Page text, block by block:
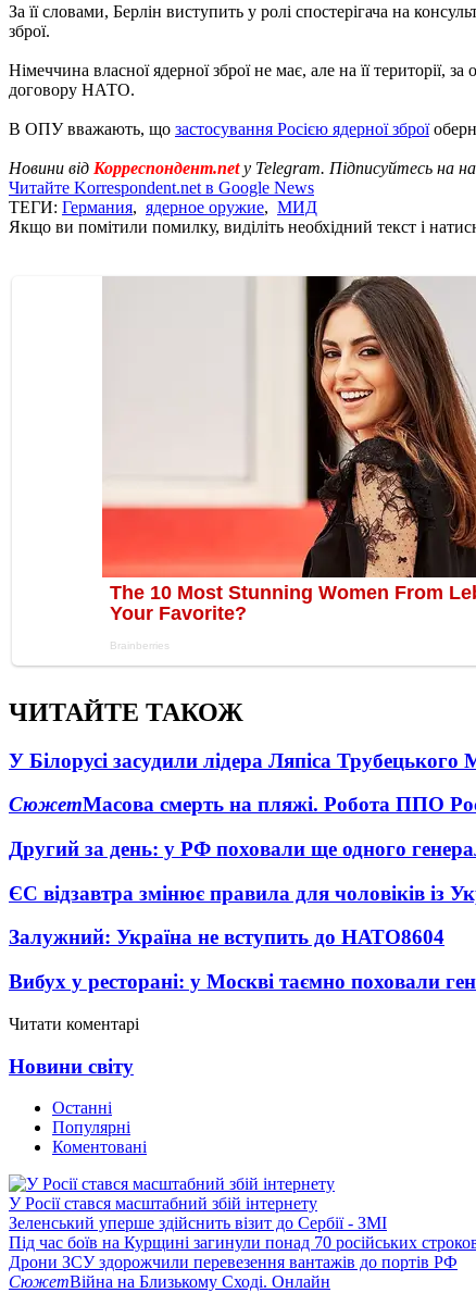
За її словами, Берлін виступить у ролі спостерігача на
зброї.
Німеччина власної ядерної зброї не має, але на її
договору НАТО.
В ОПУ вважають, що застосування Росією ядерної зброї
Новини від Корреспондент.netу Telegram. Підписуйтесь на
Читайте Korrespondent.net в Google News
ТЕГИ: Германия, ядерное оружие, МИД
Якщо ви помітили помилку, виділіть необхідний текст і
ЧИТАЙТЕ ТАКОЖ
У Білорусі засудили лідера Ляпіса Трубецького
СюжетМасова смерть на пляжі. Робота ППО
Другий за день: у РФ поховали ще одного
ЄС відзавтра змінює правила для чоловіків із
Залужний: Україна не вступить до НАТО8604
Вибух у ресторані: у Москві таємно поховали
Читати коментарі
Новини світу
Останні
Популярні
Коментовані
У Росії стався масштабний збій інтернету
Зеленський уперше здійснить візит до Сербії - ЗМІ
Під час боїв на Курщині загинули понад 70 російських
Дрони ЗСУ здорожчили перевезення вантажів до портів РФ
СюжетВійна на Близькому Сході. Онлайн